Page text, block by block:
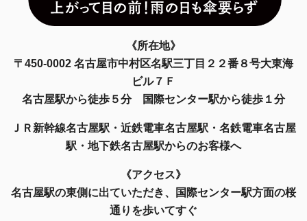
《所在地》
〒450-0002 名古屋市中村区名駅三丁目２２番８号大東海
ビル７Ｆ
名古屋駅から徒歩５分 国際センター駅から徒歩１分
ＪＲ新幹線名古屋駅・近鉄電車名古屋駅・名鉄電車名古屋
駅・地下鉄名古屋駅からのお客様へ
《アクセス》
名古屋駅の東側に出ていただき、国際センター駅方面の桜
通りを歩いてすぐ